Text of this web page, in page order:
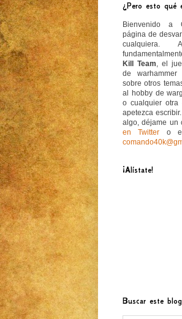
¿Pero esto qué
Bienvenido a
página de
cualquiera.
Kill Team , el
de
sobre otros
al hobby de
o cualquier
apetezca
algo, déjame un
en Twitter o
¡Alístate!
Buscar este blog